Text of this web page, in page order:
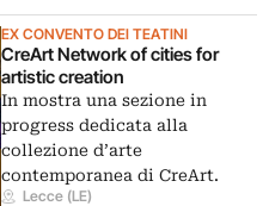
EX CONVENTO DEI TEATINI
CreArt Network of cities for
artistic creation
In mostra una sezione in
progress dedicata alla
collezione d’arte
contemporanea di CreArt.
Lecce (LE)